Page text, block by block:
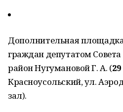
Дополнительная
граждан депутатом
район Нугумановой Г. А. (29
Красноусольский, ул.
зал).